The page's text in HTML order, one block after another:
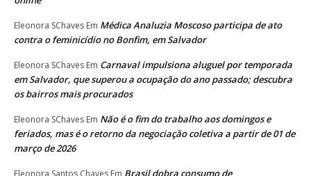
Eleonora SChaves Em Médica Analuzia Moscoso participa de ato
contra o feminicídio no Bonfim, em Salvador
Eleonora SChaves Em Carnaval impulsiona aluguel por temporada
em Salvador, que superou a ocupação do ano passado; descubra
os bairros mais procurados
Eleonora SChaves Em Não é o fim do trabalho aos domingos e
feriados, mas é o retorno da negociação coletiva a partir de 01 de
março de 2026
Brasil dobra consumo de